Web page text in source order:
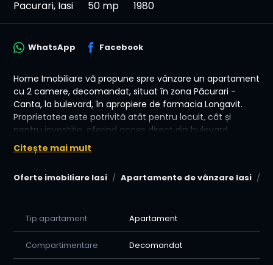
Pacurari, Iasi
50 mp 1980
Oferte imobiliare Iasi Apartamente de vânzare Iasi
WhatsApp Facebook
Home Imobiliare vă propune spre vânzare un apartament
cu 2 camere, decomandat, situat în zona Păcurari -
Canta, la bulevard, în apropiere de farmacia Longavit.
Proprietatea este potrivită atât pentru locuit, cât și
pentru investiție, oferind acces direct din bulevard,
finisaje moderne și posibilitate foarte bună pentru birou
sau spațiu comercial.
📍 Locație: Păcurari - Canta, lângă farmacia Longavit, Iași
🔢 Etaj: Parter / 4
🧱 An construcție: 1980
🔥 Confort: totul nou, mobilat Mobexpert, finisaje
Citește mai mult
Tip apartament Apartament
Compartimentare Decomandat